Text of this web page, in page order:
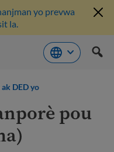
yo prevwa
la.
DED yo
pou